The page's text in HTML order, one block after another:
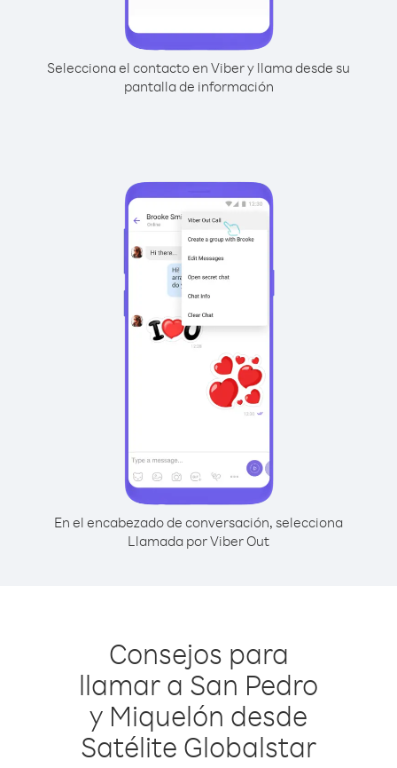
Selecciona el contacto en Viber y llama desde su
pantalla de información
En el encabezado de conversación, selecciona
Llamada por Viber Out
Consejos para
llamar a San Pedro
y Miquelón desde
Satélite Globalstar